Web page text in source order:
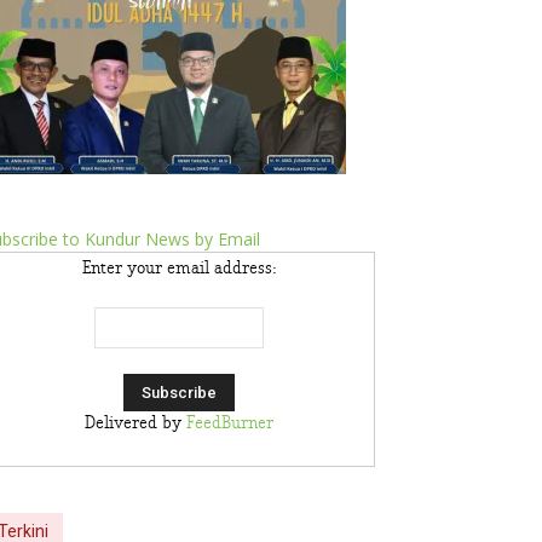
to Kundur News by Email
Enter your email address:
Delivered by FeedBurner